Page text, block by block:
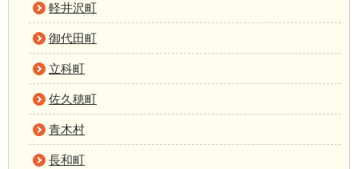
軽井沢町
御代田町
立科町
佐久穂町
青木村
長和町